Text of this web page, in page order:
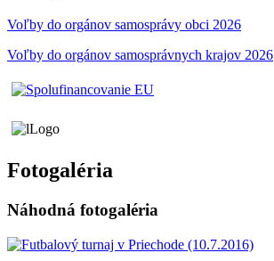
Voľby do orgánov samosprávy obci 2026
Voľby do orgánov samosprávnych krajov 2026
Fotogaléria
Náhodná fotogaléria